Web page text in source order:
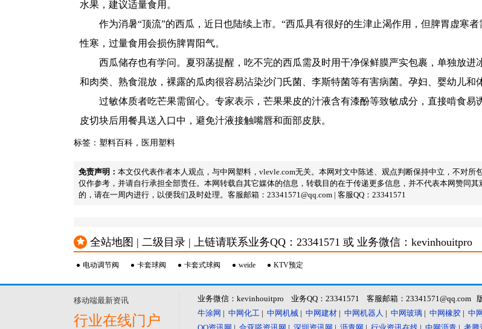
水果，建议适量食用。
作为消暑“顶流”的西瓜，近日也陆续上市。“西瓜具有很好的生津止渴作用，但脾胃虚寒
性寒，过量食用会损伤脾胃阳气。
西瓜储存也有学问。夏羽菡提醒，吃不完的西瓜需及时用干净保鲜膜严实包裹，单独放进
和肉类、熟食混放，裸露的瓜肉很容易沾染沙门氏菌、李斯特菌等有害病菌。孕妇、婴幼儿和
过敏体质者吃芒果需留心。专家表示，芒果果皮的汁液含有漆酚等致敏成分，直接啃食
皮切块后用餐具送入口中，避免汁液接触嘴唇和面部皮肤。
标签： 塑料百科 ， 医用塑料
免责声明： 本文仅代表作者本人观点，与中网塑料，vlevle.com无关。本网对文中陈述、观点判断保持中立，不对
仅作参考，并请自行承担全部责任。本网转载自其它媒体的信息，转载目的在于传递更多信息，并不代表本网赞同
的，请在一周内进行，以便我们及时处理。客服邮箱：23341571@qq.com | 客服QQ：23341571
全站地图 | 二级目录 | 上链请联系业务QQ：23341571 或 业务微信：kevinhouitpro
电动调节阀 卡套球阀 卡套式球阀 weide KTV预定
移动端最新资讯
行业在线门户
业务微信：kevinhouitpro 业务QQ：23341571 客服邮箱：23341571@qq.com
牛涂网 | 中网化工 | 中网机械 | 中网建材 | 中网机器人 | 中网玻璃 | 中网橡胶 | 中